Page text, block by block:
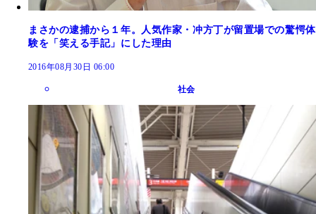
まさかの逮捕から１年。人気作家・冲方丁が留置場での驚愕体
験を「笑える手記」にした理由
2016年08月30日 06:00
社会